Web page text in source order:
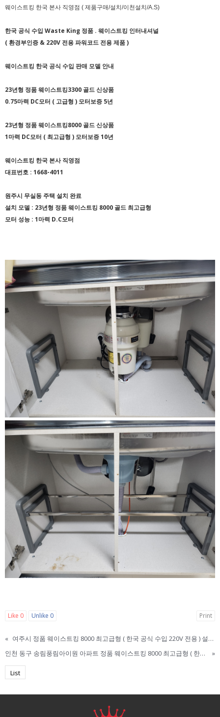
웨이스트킹 한국 본사 직영점 ( 제품구매/설치/이천설치/A.S)
한국 공식 수입 Waste King 정품 . 웨이스트킹 인터내셔널
( 환경부인증 & 220V 전용 파워코드 전용 제품 )
웨이스트킹 한국 공식 수입 판매 모델 안내
23년형 정품 웨이스트킹3300 골드 신상품
0.75마력 DC모터 ( 고급형 ) 모터보증 5년
23년형 정품 웨이스트킹8000 골드 신상품
1마력 DC모터 ( 최고급형 ) 모터보증 10년
웨이스트킹 한국 본사 직영점
대표번호 : 1668-4011
원주시 무실동 주택 설치 완료
설치 모델 : 23년형 정품 웨이스트킹 8000 골드 최고급형
모터 성능 : 1마력 D.C모터
Like 0 Unlike 0 Print
«
여주시 정품 웨이스트킹 8000 최고급형 ( 한국 공식 수입 220V 전용 ) 설치 리뷰 / 웨이스트킹 한국 본사 직영점 / 웨이스트킹 3300. 웨이스트킹 설치. Waste King
인천 동구 송림풍림아이원 아파트 정품 웨이스트킹 8000 최고급형 ( 한국 공식 수입 220V 전용 ) 설치 리뷰 / 웨이스트킹 한국 본사 직영점 / 웨이스트킹 3300. 웨이스트킹 설치. Waste King
»
List